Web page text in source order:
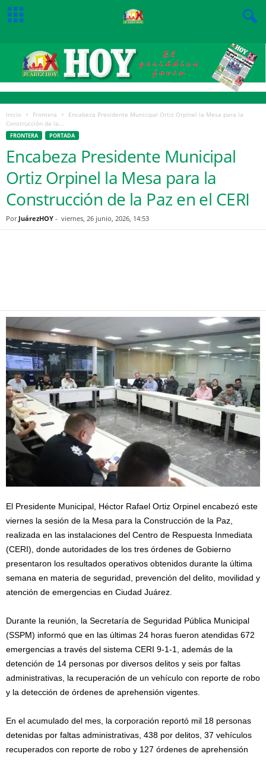
Inicio Frontera
Encabeza Presidente Municipal Ortiz Orpinel la Mesa para la
Construcción de la...
FRONTERA PORTADA
Encabeza Presidente Municipal
Ortiz Orpinel la Mesa para la
Construcción de la Paz en el CERI
Por JuárezHOY - viernes, 26 junio, 2026, 14:53
El Presidente Municipal, Héctor Rafael Ortiz Orpinel encabezó este
viernes la sesión de la Mesa para la Construcción de la Paz,
realizada en las instalaciones del Centro de Respuesta Inmediata
(CERI), donde autoridades de los tres órdenes de Gobierno
presentaron los resultados operativos obtenidos durante la última
semana en materia de seguridad, prevención del delito, movilidad y
atención de emergencias en Ciudad Juárez.
Durante la reunión, la Secretaría de Seguridad Pública Municipal
(SSPM) informó que en las últimas 24 horas fueron atendidas 672
emergencias a través del sistema CERI 9-1-1, además de la
detención de 14 personas por diversos delitos y seis por faltas
administrativas, la recuperación de un vehículo con reporte de robo
y la detección de órdenes de aprehensión vigentes.
En el acumulado del mes, la corporación reportó mil 18 personas
detenidas por faltas administrativas, 438 por delitos, 37 vehículos
recuperados con reporte de robo y 127 órdenes de aprehensión